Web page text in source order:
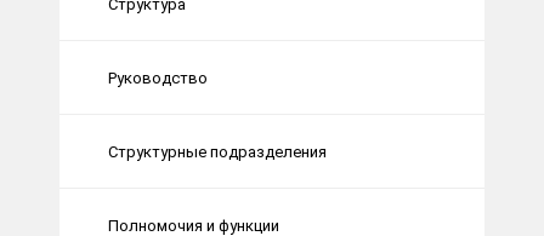
Структура
Руководство
Структурные подразделения
Полномочия и функции